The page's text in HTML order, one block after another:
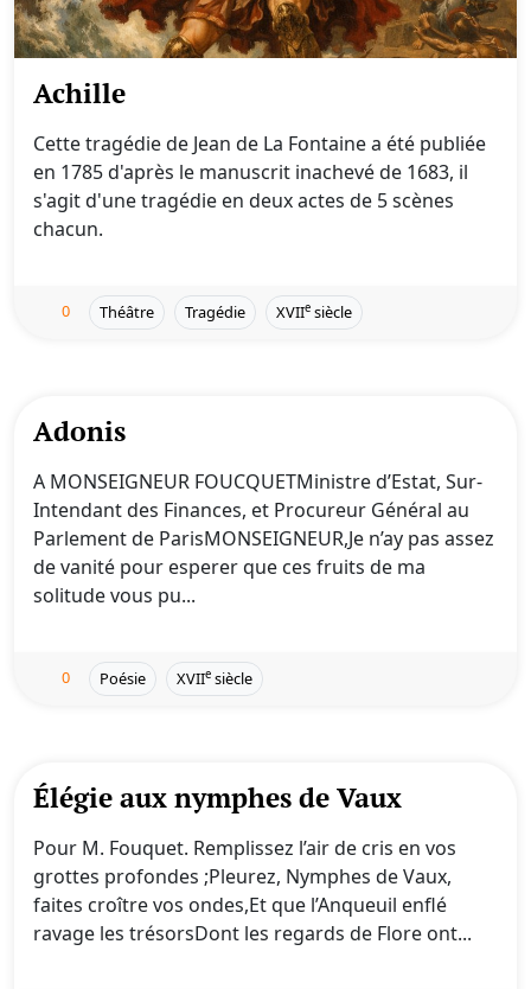
Achille
Cette tragédie de Jean de La Fontaine a été publiée
en 1785 d'après le manuscrit inachevé de 1683, il
s'agit d'une tragédie en deux actes de 5 scènes
chacun.
0 Théâtre Tragédie XVIIe siècle
Adonis
A MONSEIGNEUR FOUCQUETMinistre d’Estat, Sur-
Intendant des Finances, et Procureur Général au
Parlement de ParisMONSEIGNEUR,Je n’ay pas assez
de vanité pour esperer que ces fruits de ma
solitude vous pu...
0 Poésie XVIIe siècle
Élégie aux nymphes de Vaux
Pour M. Fouquet. Remplissez l’air de cris en vos
grottes profondes ;Pleurez, Nymphes de Vaux,
faites croître vos ondes,Et que l’Anqueuil enflé
ravage les trésorsDont les regards de Flore ont...